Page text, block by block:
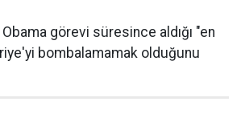
Obama görevi süresince aldığı "en
bombalamamak olduğunu